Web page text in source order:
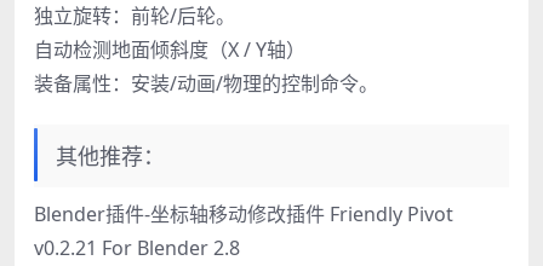
独立旋转：前轮/后轮。
自动检测地面倾斜度（X / Y轴）
装备属性：安装/动画/物理的控制命令。
其他推荐：
Blender插件-坐标轴移动修改插件 Friendly Pivot
v0.2.21 For Blender 2.8